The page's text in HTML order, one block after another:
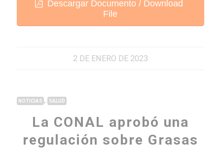
Descargar Documento / Download
File
2 DE ENERO DE 2023
NOTICIAS , SALUD
La CONAL aprobó una
regulación sobre Grasas